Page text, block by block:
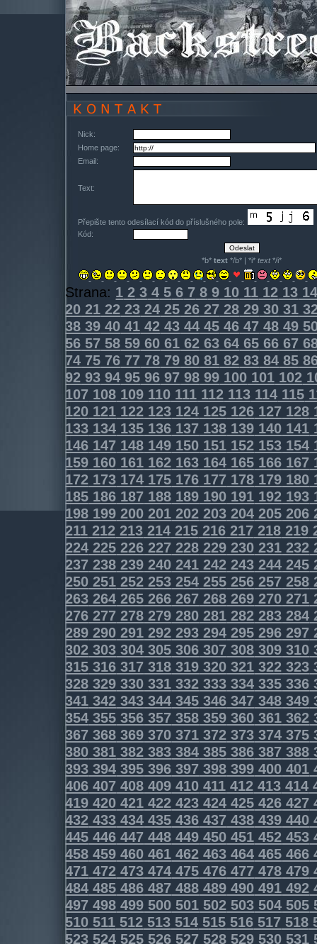
Nick:
Home page:
Email:
Text:
Přepište tento odesílací kód do příslušného pole:
Kód:
*b*text */b* | *i*text*/i*
Strana: 1 2 3 4 5 6 7 8 9 10 11 12 13
20 21 22 23 24 25 26 27 28 29 30 31
38 39 40 41 42 43 44 45 46 47 48 49
56 57 58 59 60 61 62 63 64 65 66 67
74 75 76 77 78 79 80 81 82 83 84 85
92 93 94 95 96 97 98 99 100 101 102
107 108 109 110 111 112 113 114 115
120 121 122 123 124 125 126 127 128
133 134 135 136 137 138 139 140 141
146 147 148 149 150 151 152 153 154
159 160 161 162 163 164 165 166 167
172 173 174 175 176 177 178 179 180
185 186 187 188 189 190 191 192 193
198 199 200 201 202 203 204 205 206
211 212 213 214 215 216 217 218 219
224 225 226 227 228 229 230 231 232
237 238 239 240 241 242 243 244 245
250 251 252 253 254 255 256 257 258
263 264 265 266 267 268 269 270 271
276 277 278 279 280 281 282 283 284
289 290 291 292 293 294 295 296 297
302 303 304 305 306 307 308 309 310
315 316 317 318 319 320 321 322 323
328 329 330 331 332 333 334 335 336
341 342 343 344 345 346 347 348 349
354 355 356 357 358 359 360 361 362
367 368 369 370 371 372 373 374 375
380 381 382 383 384 385 386 387 388
393 394 395 396 397 398 399 400 401
406 407 408 409 410 411 412 413 414
419 420 421 422 423 424 425 426 427
432 433 434 435 436 437 438 439 440
445 446 447 448 449 450 451 452 453
458 459 460 461 462 463 464 465 466
471 472 473 474 475 476 477 478 479
484 485 486 487 488 489 490 491 492
497 498 499 500 501 502 503 504 505
510 511 512 513 514 515 516 517 518
523 524 525 526 527 528 529 530 531